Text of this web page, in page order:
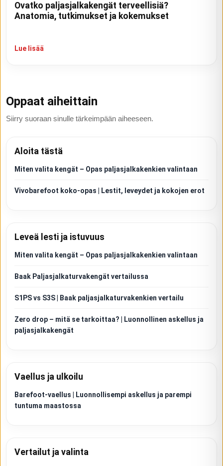
Ovatko paljasjalkakengät terveellisiä?
Anatomia, tutkimukset ja kokemukset
Lue lisää
Oppaat aiheittain
Siirry suoraan sinulle tärkeimpään aiheeseen.
Aloita tästä
Miten valita kengät – Opas paljasjalkakenkien valintaan
Vivobarefoot koko-opas | Lestit, leveydet ja kokojen erot
Leveä lesti ja istuvuus
Miten valita kengät – Opas paljasjalkakenkien valintaan
Baak Paljasjalkaturvakengät vertailussa
S1PS vs S3S | Baak paljasjalkaturvakenkien vertailu
Zero drop – mitä se tarkoittaa? | Luonnollinen askellus ja
paljasjalkakengät
Vaellus ja ulkoilu
Barefoot-vaellus | Luonnollisempi askellus ja parempi
tuntuma maastossa
Vertailut ja valinta